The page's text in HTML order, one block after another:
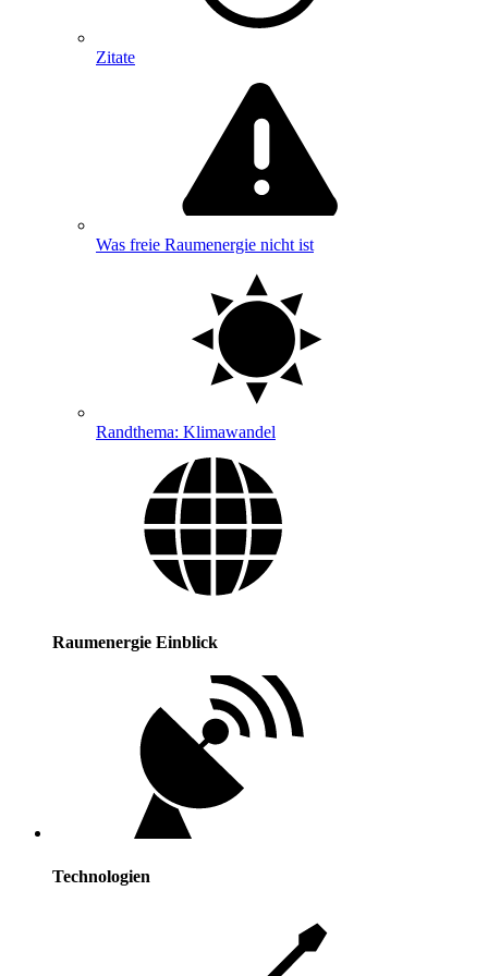
Zitate
Was freie Raumenergie nicht ist
Randthema: Klimawandel
Raumenergie Einblick
Technologien